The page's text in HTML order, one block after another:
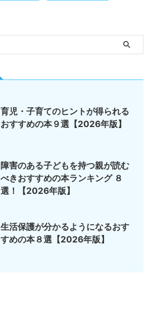
育児・子育てのヒントが得られる
おすすめの本９選【2026年版】
障害のある子どもを持つ親が読む
べきおすすめの本ランキング ８
選！【2026年版】
生活保護が分かるようになるおす
すめの本８選【2026年版】